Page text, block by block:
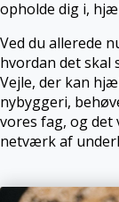
opholde dig i,
Ved du allerede
hvordan det skal
Vejle, der kan
nybyggeri,
vores fag, og det
netværk af